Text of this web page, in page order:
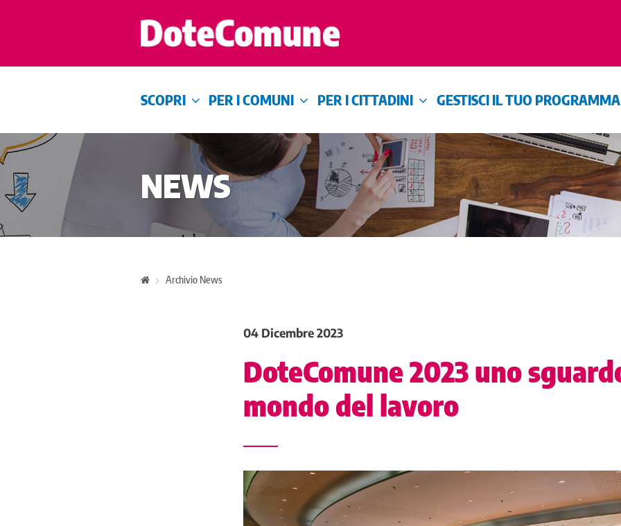
SCOPRI PER I COMUNI PER I CITTADINI GESTISCI IL TUO PROGRAMMA
NEWS
Archivio News
04 Dicembre 2023
DoteComune 2023 uno
mondo del lavoro